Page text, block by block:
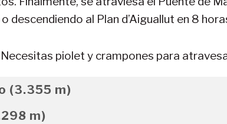
descendiendo al Plan d’Aiguallut en 8
piolet y crampones para
(3.355 m)
m)